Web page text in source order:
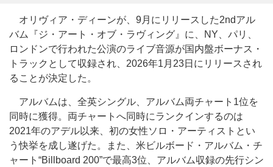
オリヴィア・ディーンが、9月にリリースした2ndアル
バム『ジ・アート・オブ・ラヴィング』に、NY、パリ、
ロンドンで行われた公演のライブ音源が国内盤ボーナス・
トラックとして収録され、2026年1月23日にリリースされ
ることが決定した。
アルバムは、全英シングル、アルバム両チャート1位を
同時に獲得。両チャートへ同時にランクインするのは
2021年のアデル以来、初の女性ソロ・アーティストとい
う快挙を成し遂げた。また、米ビルボード・アルバム・チ
ャート“Billboard 200”で最高3位、アルバム収録の先行シン